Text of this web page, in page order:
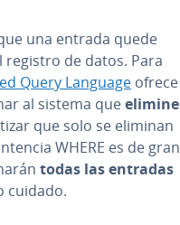
una entrada quede
de datos. Para
Query Language ofrece
al sistema queelimine
que solo se eliminan
WHERE es de gran
todas las entradas
cuidado.